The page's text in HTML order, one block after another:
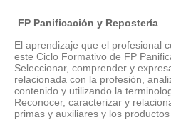
FP Panificación y Repostería
El aprendizaje que el profesional
este Ciclo Formativo de FP
Seleccionar, comprender y
relacionada con la profesión,
contenido y utilizando la
Reconocer, caracterizar y
primas y auxiliares y los